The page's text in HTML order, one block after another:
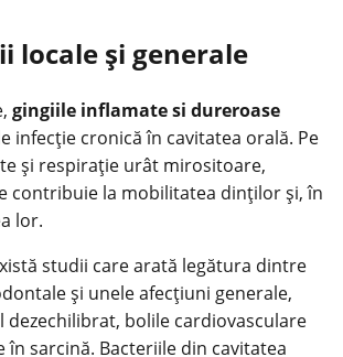
locale și generale
gingiile inflamate si dureroase
infecție cronică în cavitatea orală. Pe
și respirație urât mirositoare,
contribuie la mobilitatea dinților și, în
lor.
studii care arată legătura dintre
și unele afecțiuni generale,
dezechilibrat, bolile cardiovasculare
în sarcină. Bacteriile din cavitatea